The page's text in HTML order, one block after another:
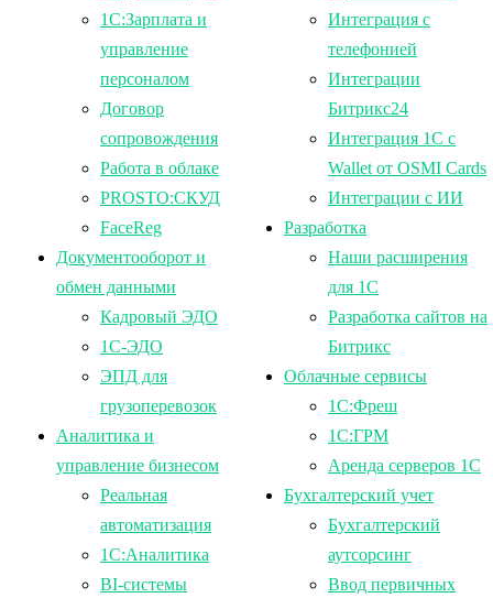
1С:Зарплата и
управление
персоналом
Договор
сопровождения
Работа в облаке
PROSTO:СКУД
FaceReg
Документооборот и
обмен данными
Кадровый ЭДО
1С-ЭДО
ЭПД для
грузоперевозок
Аналитика и
управление бизнесом
Реальная
автоматизация
1С:Аналитика
BI-системы
Интеграция с
телефонией
Интеграции
Битрикс24
Интеграция 1С с
Wallet от OSMI Cards
Интеграции с ИИ
Разработка
Наши расширения
для 1С
Разработка сайтов на
Битрикс
Облачные сервисы
1С:Фреш
1С:ГРМ
Аренда серверов 1С
Бухгалтерский учет
Бухгалтерский
аутсорсинг
Ввод первичных